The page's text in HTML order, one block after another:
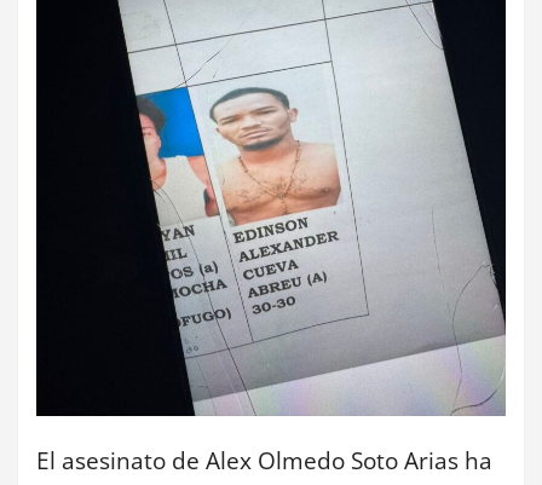
El asesinato de Alex Olmedo Soto Arias ha